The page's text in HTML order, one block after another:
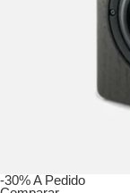
-30%A Pedido